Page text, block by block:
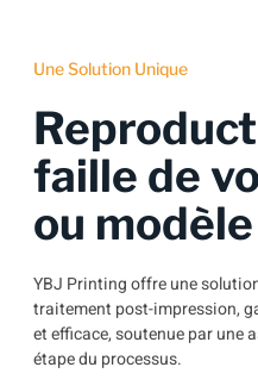
Une Solution Unique
faille de
ou modèle
YBJ Printing offre une
traitement post-impression,
et efficace, soutenue par une
étape du processus.